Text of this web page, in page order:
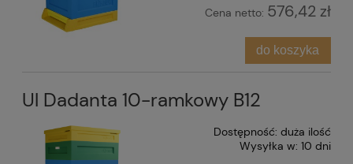
Cena netto: 576,42 zł
do koszyka
Ul Dadanta 10-ramkowy B12
Dostępność: duża ilość
Wysyłka w: 10 dni